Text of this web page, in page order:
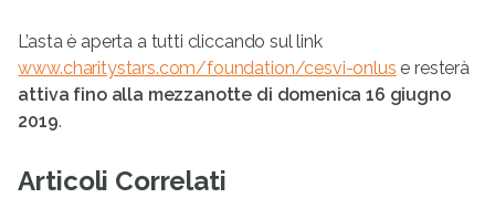
L’asta è aperta a tutti cliccando sul link
www.charitystars.com/foundation/cesvi-onlus e resterà
attiva fino alla mezzanotte di domenica 16 giugno
2019.
Articoli Correlati